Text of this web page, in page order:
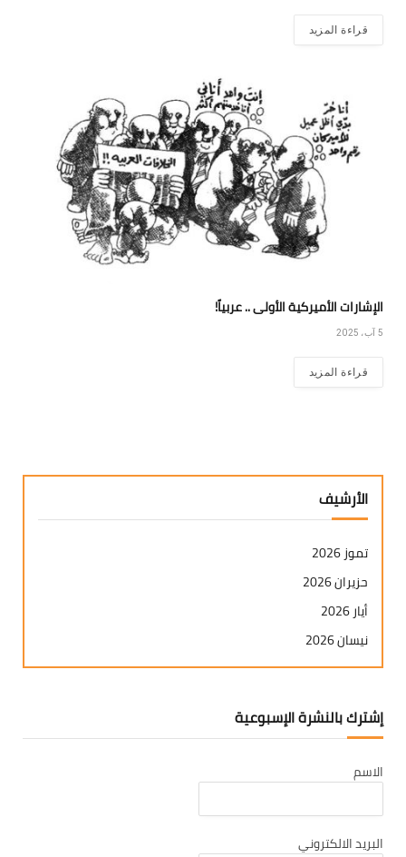
قراءة المزيد
الإشارات الأميركية الأولى .. عربياً!
5 آب، 2025
قراءة المزيد
الأرشيف
تموز 2026
حزيران 2026
أيار 2026
نيسان 2026
آذار 2026
كانون ثاني 2026
تشرين ثاني 2025
تشرين أول 2025
أيلول 2025
إشترك بالنشرة الإسبوعية
الاسم
البريد الالكتروني